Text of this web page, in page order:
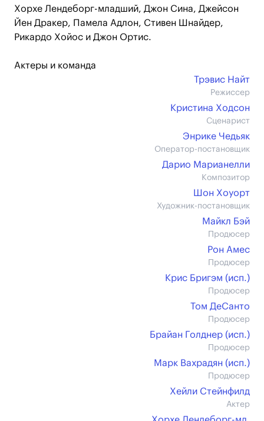
Хорхе Лендеборг-младший, Джон Сина, Джейсон
Йен Дракер, Памела Адлон, Стивен Шнайдер,
Рикардо Хойос и Джон Ортис.
Актеры и команда
Трэвис Найт
Режиссер
Кристина Ходсон
Сценарист
Энрике Чедьяк
Оператор-постановщик
Дарио Марианелли
Композитор
Шон Хоуорт
Художник-постановщик
Майкл Бэй
Продюсер
Рон Амес
Продюсер
Крис Бригэм (иcп.)
Продюсер
Том ДеСанто
Продюсер
Брайан Голднер (иcп.)
Продюсер
Марк Вахрадян (иcп.)
Продюсер
Хейли Стейнфилд
Актер